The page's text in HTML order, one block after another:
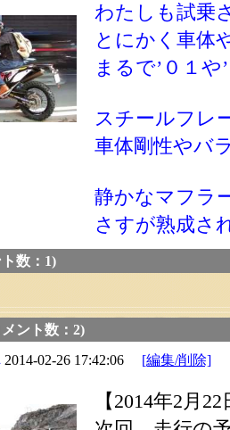
わたしも試乗
とにかく車体
まるで’０１
スチールフレ
車体剛性やバ
静かなマフラ
さすが熟成さ
数：1)
ント数：2)
2014-02-26 17:42:06 [編集/削除]
【2014年2月